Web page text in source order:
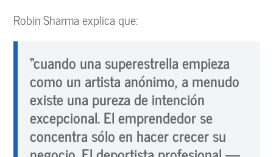
Robin Sharma explica que:
“cuando una superestrella empieza
como un artista anónimo, a menudo
existe una pureza de intención
excepcional. El emprendedor se
concentra sólo en hacer crecer su